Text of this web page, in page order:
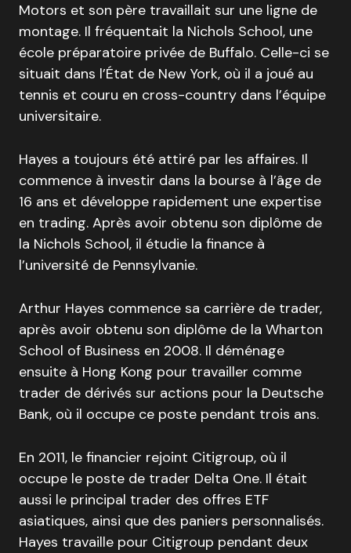
Motors et son père travaillait sur une ligne de
montage. Il fréquentait la Nichols School, une
école préparatoire privée de Buffalo. Celle-ci se
situait dans l’État de New York, où il a joué au
tennis et couru en cross-country dans l’équipe
universitaire.
Hayes a toujours été attiré par les affaires. Il
commence à investir dans la bourse à l’âge de
16 ans et développe rapidement une expertise
en trading. Après avoir obtenu son diplôme de
la Nichols School, il étudie la finance à
l’université de Pennsylvanie.
Arthur Hayes commence sa carrière de trader,
après avoir obtenu son diplôme de la Wharton
School of Business en 2008. Il déménage
ensuite à Hong Kong pour travailler comme
trader de dérivés sur actions pour la Deutsche
Bank, où il occupe ce poste pendant trois ans.
En 2011, le financier rejoint Citigroup, où il
occupe le poste de trader Delta One. Il était
aussi le principal trader des offres ETF
asiatiques, ainsi que des paniers personnalisés.
Hayes travaille pour Citigroup pendant deux